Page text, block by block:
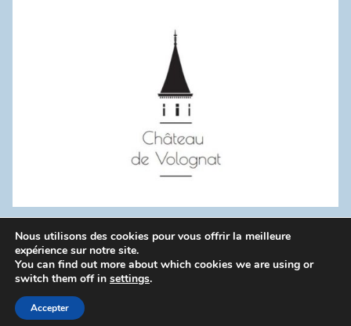
WordPress Theme: Donovan by ThemeZee.
Politique de confidentialité
Nous utilisons des cookies pour vous offrir la meilleure
expérience sur notre site.
You can find out more about which cookies we are using or
switch them off in settings.
Accepter